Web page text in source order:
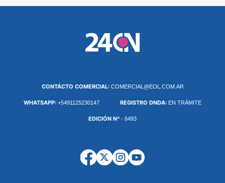
CONTÁCTO COMERCIAL: COMERCIAL@EOL.COM.AR
WHATSAPP: +5491125230147 REGISTRO DNDA: EN TRÁMITE
EDICIÓN Nº - 6493